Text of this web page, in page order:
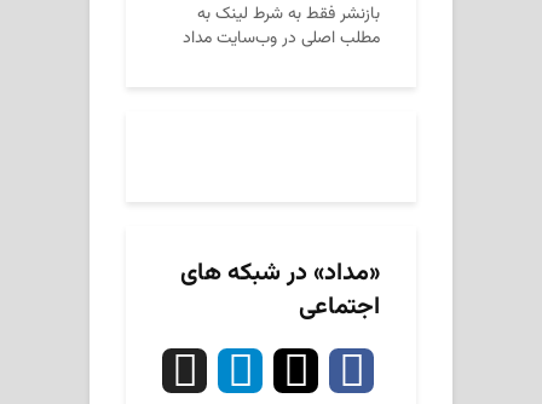
بازنشر فقط به شرط لینک به
مطلب اصلی در وب‌سایت مداد
«مداد» در شبکه های
اجتماعی